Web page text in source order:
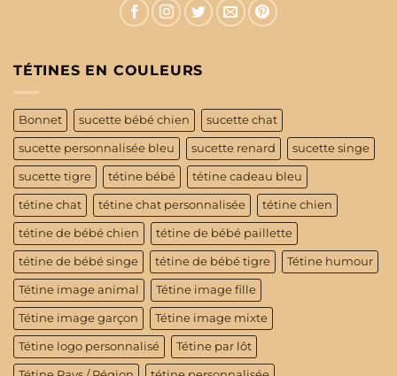
TÉTINES EN COULEURS
Bonnet sucette bébé chien sucette chat
sucette personnalisée bleu sucette renard sucette singe
sucette tigre tétine bébé tétine cadeau bleu
tétine chat tétine chat personnalisée tétine chien
tétine de bébé chien tétine de bébé paillette
tétine de bébé singe tétine de bébé tigre Tétine humour
Tétine image animal Tétine image fille
Tétine image garçon Tétine image mixte
Tétine logo personnalisé Tétine par lôt